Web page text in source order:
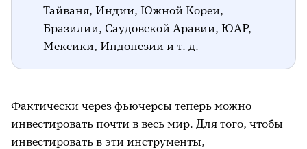
Тайваня, Индии, Южной Кореи,
Бразилии, Саудовской Аравии, ЮАР,
Мексики, Индонезии и т. д.
Фактически через фьючерсы теперь можно
инвестировать почти в весь мир. Для того, чтобы
инвестировать в эти инструменты,